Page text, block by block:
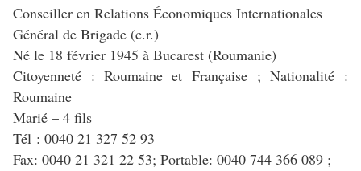
Conseiller en Relations Économiques Internationales
Général de Brigade (c.r.)
Né le 18 février 1945 à Bucarest (Roumanie)
Citoyenneté : Roumaine et Française ; Nationalité :
Roumaine
Marié – 4 fils
Tél : 0040 21 327 52 93
Fax: 0040 21 321 22 53; Portable: 0040 744 366 089 ;